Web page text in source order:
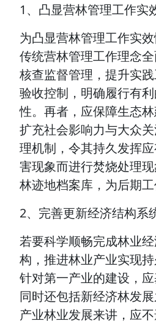
1、凸显营林管理工作实
为凸显营林管理工作实
传统营林管理工作理念
核查监督管理，提升实
验收控制，明确履行有
性。再者，应保障生态
扩充社会影响力与大众
理机制，令其持久发挥
害现象而进行焚烧处理
林迹地档案库，为后期工
2、完善更新经济结构系
若要科学顺畅完成林业
构，推进林业产业实现
针对第一产业的建设，
同时还包括新经济林发
产业林业发展来讲，应